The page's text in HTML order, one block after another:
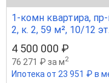
1-комн квартира,
2, к. 2, 59 м², 10/12 эт.
4 500 000 ₽
76 271 ₽ за м2
Ипотека от 23 951 ₽ в